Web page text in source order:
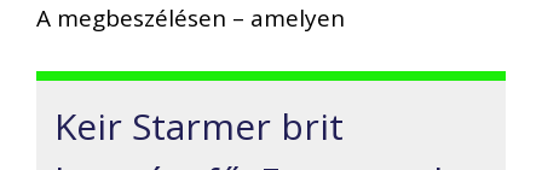
A megbeszélésen – amelyen
Keir Starmer brit